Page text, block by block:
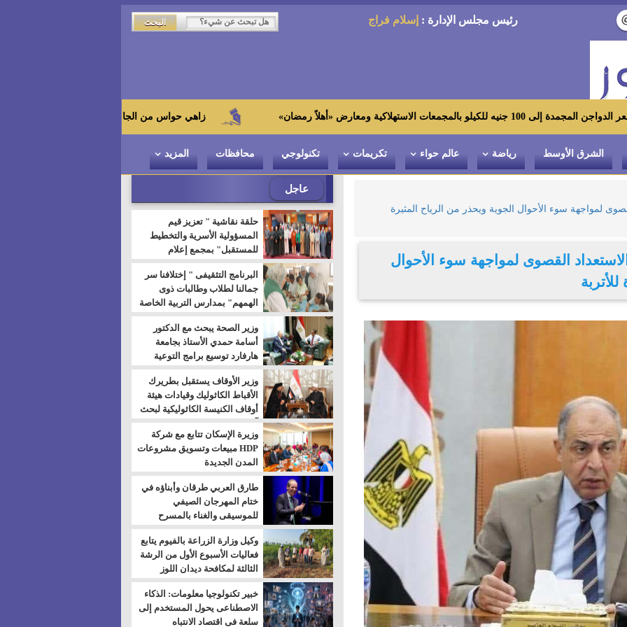
رئيس مجلس الإدارة : إسلام فراج
زاهي حواس من الجامعة اليابانية : "توت عنخ آمون" هو بطل «أهلاً رمضان»
الشرق الأوسط رياضة عالم حواء تكريمات تكنولوجي محافظات المزيد
لمواجهة سوء الأحوال الجوية ويحذر من الرياح المثيرة
القصوى لمواجهة سوء الأحوال
عاجل
حلقة نقاشية " تعزيز قيم
المسؤولية الأسرية والتخطيط
للمستقبل" بمجمع إعلام
السويس
البرنامج التثقيفى " إختلافنا سر
جمالنا لطلاب وطالبات ذوى
الهمهم" بمدارس التربية الخاصة
بالسويس
وزير الصحة يبحث مع الدكتور
أسامة حمدي الأستاذ بجامعة
هارفارد توسيع برامج التوعية
بمرض السكري
وزير الأوقاف يستقبل بطريرك
الأقباط الكاثوليك وقيادات هيئة
أوقاف الكنيسة الكاثوليكية لبحث
آفاق التعاون المشترك
وزيرة الإسكان تتابع مع شركة
HDP مبيعات وتسويق مشروعات
المدن الجديدة
طارق العربي طرقان وأبناؤه في
ختام المهرجان الصيفي
للموسيقى والغناء بالمسرح
المكشوف
وكيل وزارة الزراعة بالفيوم يتابع
فعاليات الأسبوع الأول من الرشة
الثالثة لمكافحة ديدان اللوز
للقطن
خبير تكنولوجيا معلومات: الذكاء
الاصطناعى يحول المستخدم إلى
سلعة فى اقتصاد الانتباه